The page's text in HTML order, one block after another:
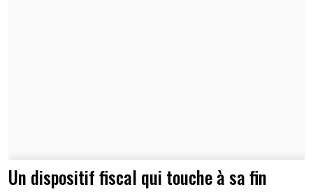
Un dispositif fiscal qui touche à sa fin